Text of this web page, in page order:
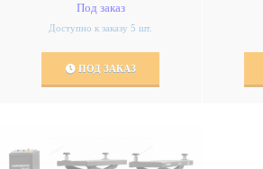
Под заказ
Доступно к заказу 5 шт.
ПОД ЗАКАЗ